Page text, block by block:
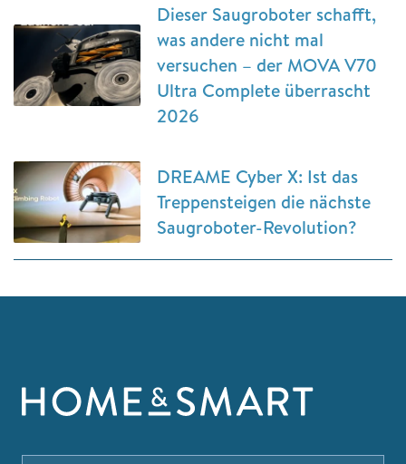
Dieser Saugroboter schafft,
was andere nicht mal
versuchen – der MOVA V70
Ultra Complete überrascht
2026
DREAME Cyber X: Ist das
Treppensteigen die nächste
Saugroboter-Revolution?